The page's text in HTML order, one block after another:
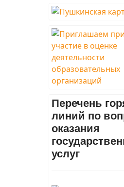
Перечень
линий по
оказания
услуг